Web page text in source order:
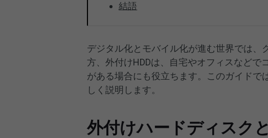
結語
デジタル化とモバイル化が進む世界では、
方、外付けHDDは、自宅やオフィスなど
がある場合にも役立ちます。このガイドで
しく説明します。
外付けハードディスク